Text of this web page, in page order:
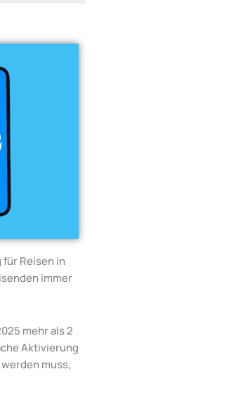
Reisen in
immer
mehr als 2
Aktivierung
muss,